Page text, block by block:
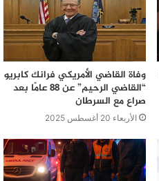
وفاة القاضي الأمريكي فرانك كابريو
“القاضي الرحيم” عن 88 عامًا بعد
صراع مع السرطان
الأربعاء 20 أغسطس 2025